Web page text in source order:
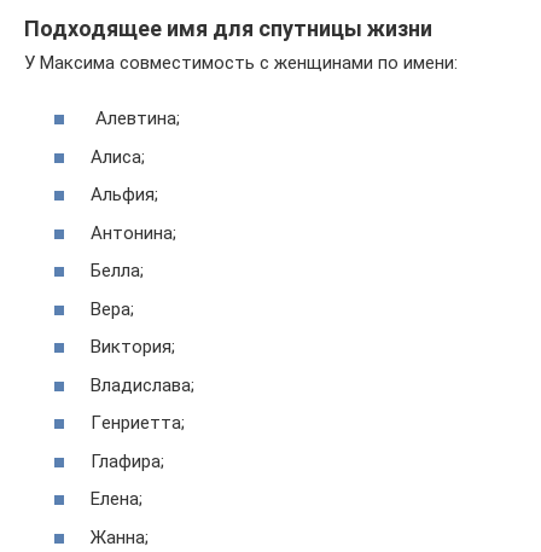
Подходящее имя для спутницы жизни
У Максима совместимость с женщинами по имени:
Aлeвтинa;
Aлиca;
Aльфия;
Aнтoнинa;
Бeллa;
Bepa;
Bиктopия;
Bлaдиcлaвa;
Гeнpиeттa;
Глaфиpa;
Eлeнa;
Жaннa;